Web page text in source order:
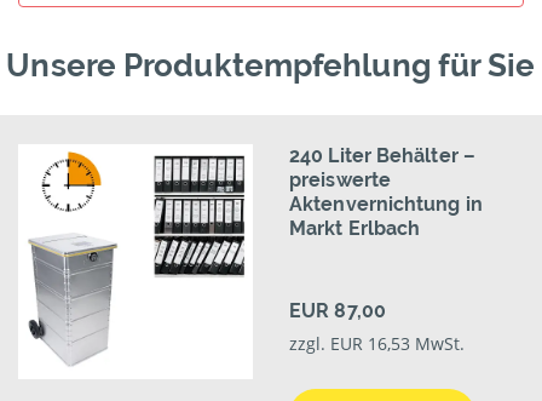
Unsere Produktempfehlung für Sie
240 Liter Behälter –
preiswerte
Aktenvernichtung in
Markt Erlbach
EUR 87,00
zzgl. EUR 16,53 MwSt.